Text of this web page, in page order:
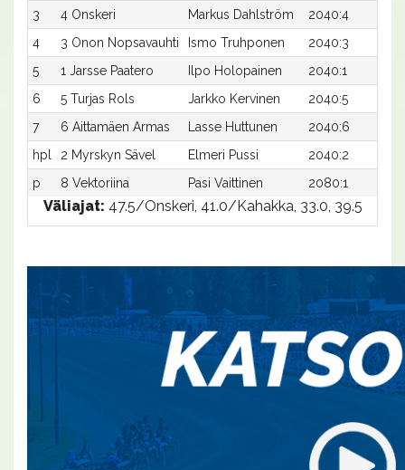
3
4 Onskeri Markus Dahlström 2040:4
4
3 Onon Nopsavauhti Ismo Truhponen 2040:3
5
1 Jarsse Paatero Ilpo Holopainen 2040:1
6
5 Turjas Rols Jarkko Kervinen 2040:5
7
6 Aittamäen Armas Lasse Huttunen 2040:6
hpl
2 Myrskyn Sävel Elmeri Pussi 2040:2
p
8 Vektoriina Pasi Vaittinen 2080:1
Väliajat: 47.5/Onskeri, 41.0/Kahakka, 33.0, 39.5